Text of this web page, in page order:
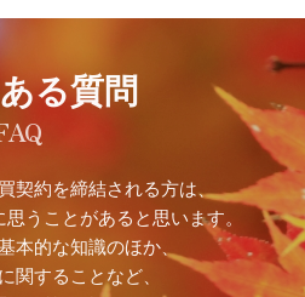
る質問
契約を締結される方は、
思うことがあると思います。
本的な知識のほか、